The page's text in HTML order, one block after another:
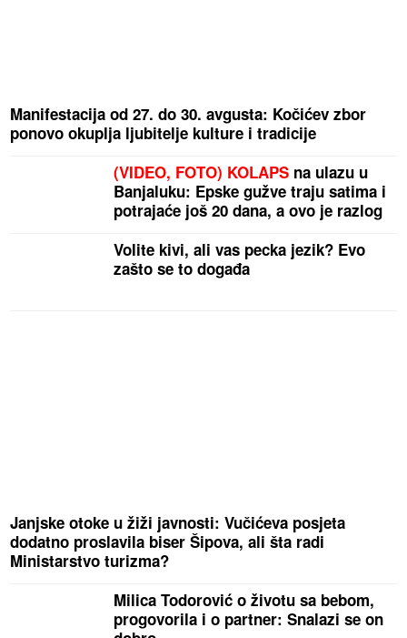
Manifestacija od 27. do 30. avgusta: Kočićev zbor
ponovo okuplja ljubitelje kulture i tradicije
(VIDEO, FOTO) KOLAPS na ulazu u
Banjaluku: Epske gužve traju satima i
potrajaće još 20 dana, a ovo je razlog
Volite kivi, ali vas pecka jezik? Evo
zašto se to događa
Janjske otoke u žiži javnosti: Vučićeva posjeta
dodatno proslavila biser Šipova, ali šta radi
Ministarstvo turizma?
Milica Todorović o životu sa bebom,
progovorila i o partner: Snalazi se on